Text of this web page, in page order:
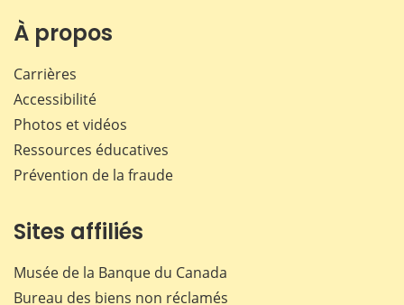
À propos
Carrières
Accessibilité
Photos et vidéos
Ressources éducatives
Prévention de la fraude
Sites affiliés
Musée de la Banque du Canada
Bureau des biens non réclamés